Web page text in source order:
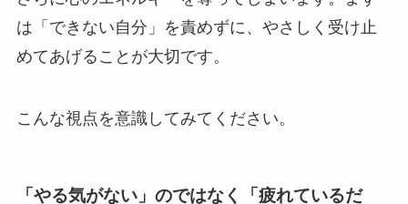
は「できない自分」を責めずに、やさしく受け止
めてあげることが大切です。
こんな視点を意識してみてください。
「やる気がない」のではなく「疲れているだ